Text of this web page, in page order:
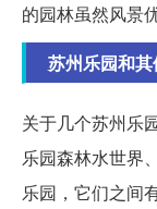
的园林虽然风景
苏州乐园和
关于几个苏州乐
乐园森林水世界
乐园，它们之间